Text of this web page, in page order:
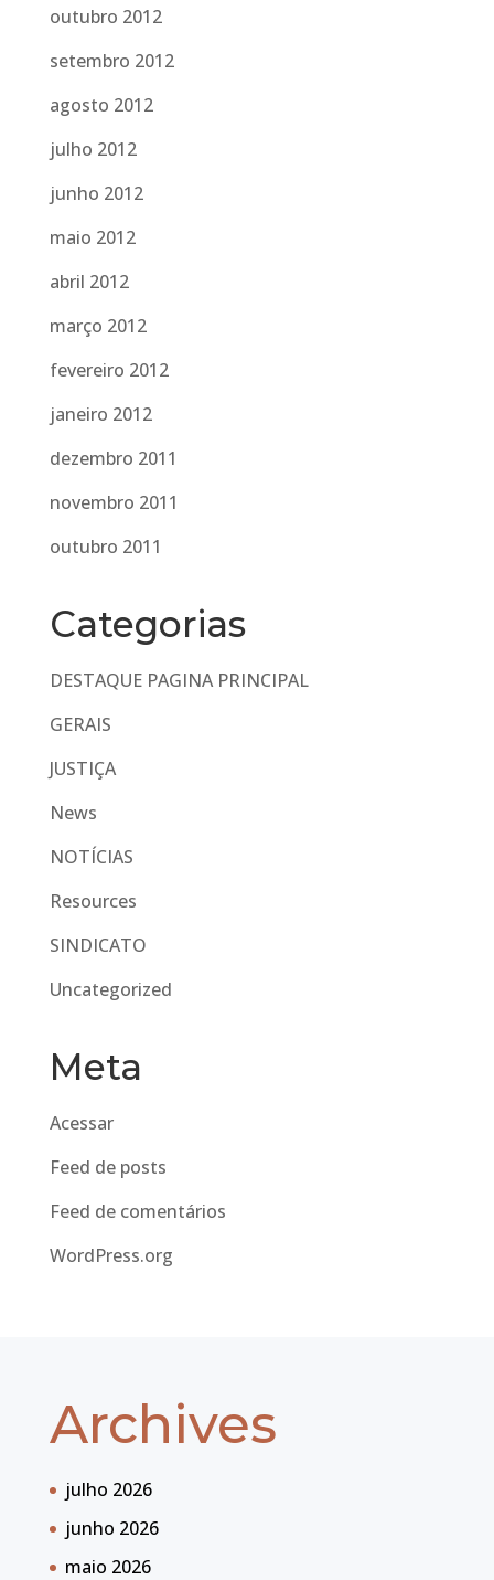
outubro 2012
setembro 2012
agosto 2012
julho 2012
junho 2012
maio 2012
abril 2012
março 2012
fevereiro 2012
janeiro 2012
dezembro 2011
novembro 2011
outubro 2011
Categorias
DESTAQUE PAGINA PRINCIPAL
GERAIS
JUSTIÇA
News
NOTÍCIAS
Resources
SINDICATO
Uncategorized
Meta
Acessar
Feed de posts
Feed de comentários
WordPress.org
Archives
julho 2026
junho 2026
maio 2026